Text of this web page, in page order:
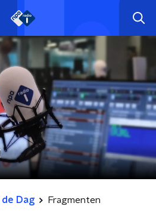
de Dag Fragmenten